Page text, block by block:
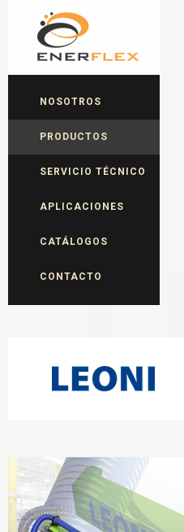
NOSOTROS
PRODUCTOS
SERVICIO TÉCNICO
APLICACIONES
CATÁLOGOS
CONTACTO